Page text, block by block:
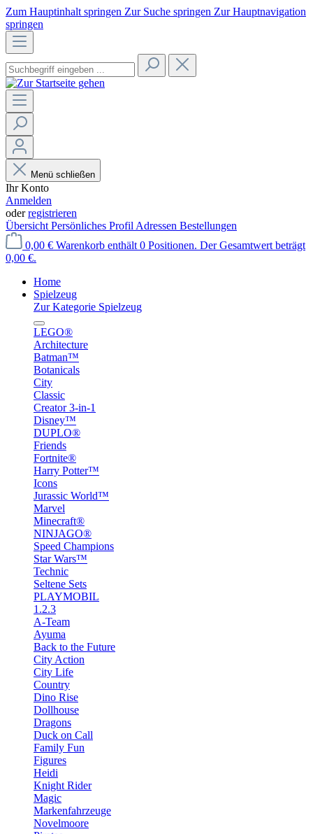
Zum Hauptinhalt springen Zur Suche springen Zur Hauptnavigation
springen
Menü schließen
Ihr Konto
Anmelden
oderregistrieren
Übersicht Persönliches Profil Adressen Bestellungen
0,00 € Warenkorb enthält 0 Positionen. Der Gesamtwert beträgt
0,00 €.
Home
Spielzeug
Zur Kategorie Spielzeug
LEGO®
Architecture
Batman™
Botanicals
City
Classic
Creator 3-in-1
Disney™
DUPLO®
Friends
Fortnite®
Harry Potter™
Icons
Jurassic World™
Marvel
Minecraft®
NINJAGO®
Speed Champions
Star Wars™
Technic
Seltene Sets
PLAYMOBIL
1.2.3
A-Team
Ayuma
Back to the Future
City Action
City Life
Country
Dino Rise
Dollhouse
Dragons
Duck on Call
Family Fun
Figures
Heidi
Knight Rider
Magic
Markenfahrzeuge
Novelmoore